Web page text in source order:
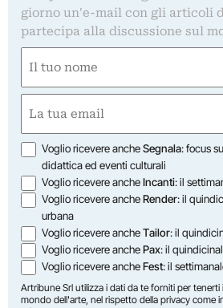
giorno un'e-mail con gli articoli
partecipa alla discussione sul
(Obbligatorio)
Nome
(Obbligatorio)
Opzioni
Voglio ricevere ancheSegnala: focus
didattica ed eventi culturali
Voglio ricevere ancheIncanti: il
Voglio ricevere ancheRender: il
urbana
Voglio ricevere ancheTailor: il
Voglio ricevere anchePax: il
Voglio ricevere ancheFest: il
Artribune Srl utilizza i dati da te forniti per
mondo dell'arte, nel rispetto della privacy come